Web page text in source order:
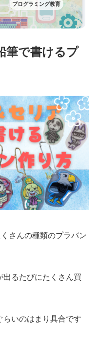
プログラミング教育
筆で書けるプ
さんの種類のプラバン
出るたびにたくさん買
らいのはまり具合です